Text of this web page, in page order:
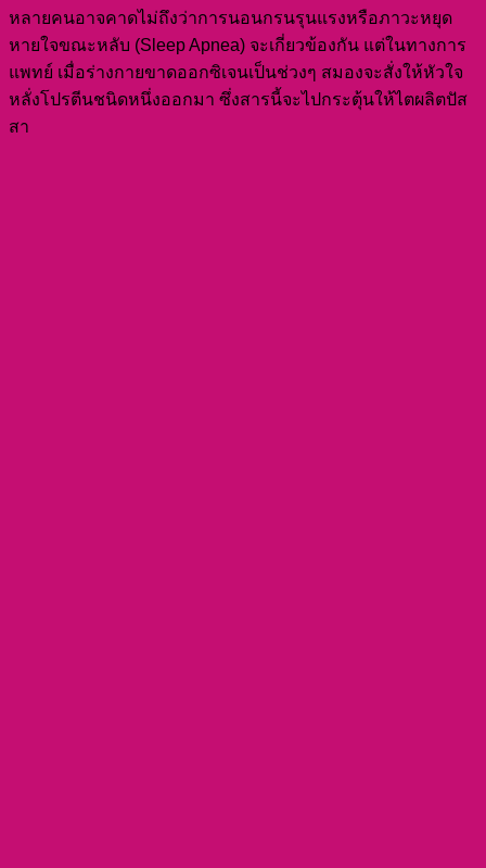
หลายคนอาจคาดไม่ถึงว่าการนอนกรนรุนแรงหรือภาวะหยุด
หายใจขณะหลับ (Sleep Apnea) จะเกี่ยวข้องกัน แต่ในทางการ
แพทย์ เมื่อร่างกายขาดออกซิเจนเป็นช่วงๆ สมองจะสั่งให้หัวใจ
หลั่งโปรตีนชนิดหนึ่งออกมา ซึ่งสารนี้จะไปกระตุ้นให้ไตผลิตปัส
สา